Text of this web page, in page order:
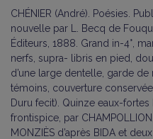
CHÉNIER (André). Poésies.
nouvelle par L. Becq de
Éditeurs, 1888. Grand in-4°,
nerfs, supra- libris en pied,
d’une large dentelle, garde
témoins, couverture
Duru fecit). Quinze eaux-
frontispice, par
MONZIÈS d’après BIDA et